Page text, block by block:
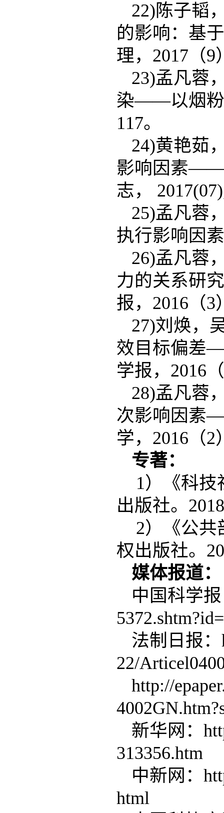
22)陈子韬
的影响：基
理，2017（9
23)孟凡蓉
染——以烟粉
117。
24)黄艳茹
影响因素——
志，
25)孟凡蓉
执行影响因
26)孟凡蓉
力的关系研
报，2016（3
27)刘焕，
效目标偏差
学报，2016
28)孟凡蓉
次影响因素
学，2016（2
专著：
1）《科
出版社。
2）《公共
权出版社。
媒体报道：
中国科学报
法制日报：
22/
http://
新华网：
313356.htm
中新网：
html